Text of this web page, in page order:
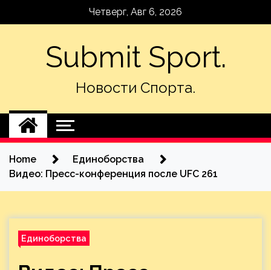
Четверг, Авг 6, 2026
Submit Sport.
Новости Спорта.
Home
Единоборства
Видео: Пресс-конференция после UFC 261
Единоборства